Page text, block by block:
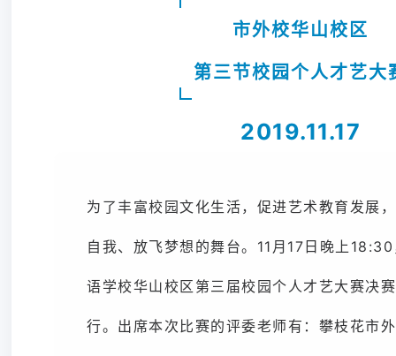
市外校华山校区
第三节校园个人才艺大
2019.11.17
为了丰富校园文化生活，促进艺术教育发展
自我、放飞梦想的舞台。11月17日晚上
语学校华山校区第三届校园个人才艺大赛决
行。出席本次比赛的评委老师有：攀枝花市